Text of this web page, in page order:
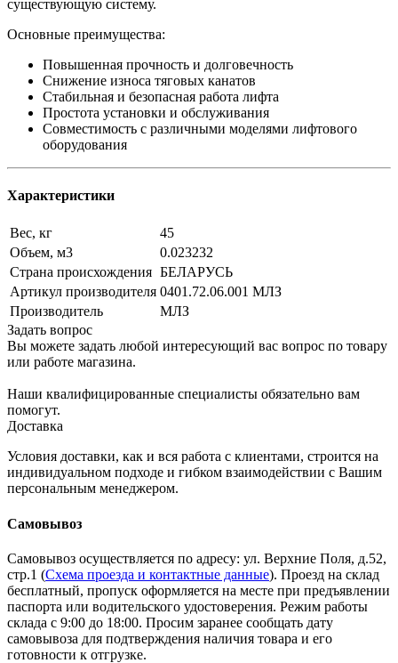
существующую систему.
Основные преимущества:
Повышенная прочность и долговечность
Снижение износа тяговых канатов
Стабильная и безопасная работа лифта
Простота установки и обслуживания
Совместимость с различными моделями лифтового
оборудования
Характеристики
Вес, кг
45
Объем, м3
0.023232
Страна происхождения БЕЛАРУСЬ
Артикул производителя 0401.72.06.001 МЛЗ
Производитель
МЛЗ
Задать вопрос
Вы можете задать любой интересующий вас вопрос по товару
или работе магазина.
Наши квалифицированные специалисты обязательно вам
помогут.
Доставка
Условия доставки, как и вся работа с клиентами, строится на
индивидуальном подходе и гибком взаимодействии с Вашим
персональным менеджером.
Самовывоз
Самовывоз осуществляется по адресу: ул. Верхние Поля, д.52,
стр.1 (Схема проезда и контактные данные). Проезд на склад
бесплатный, пропуск оформляется на месте при предъявлении
паспорта или водительского удостоверения. Режим работы
склада с 9:00 до 18:00. Просим заранее сообщать дату
самовывоза для подтверждения наличия товара и его
готовности к отгрузке.